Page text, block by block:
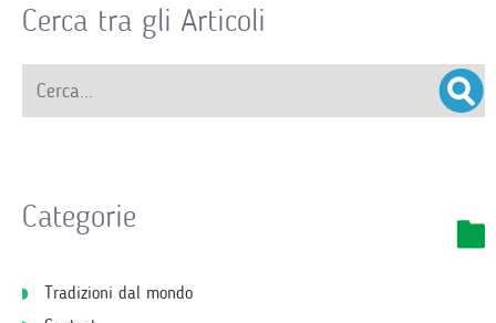
Cerca tra gli Articoli
Categorie
Tradizioni dal mondo